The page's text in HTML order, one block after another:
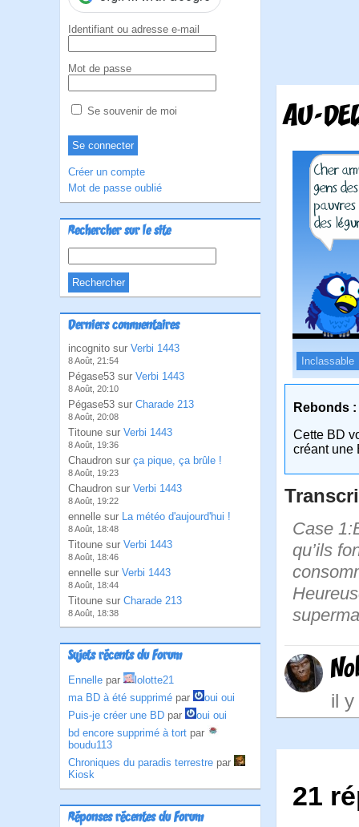
Identifiant ou adresse e-mail
Mot de passe
Se souvenir de moi
Créer un compte
Mot de passe oublié
Rechercher sur le site
Derniers commentaires
incognito sur Verbi 1443
8 Août, 21:54
Pégase53 sur Verbi 1443
8 Août, 20:10
Pégase53 sur Charade 213
8 Août, 20:08
Titoune sur Verbi 1443
8 Août, 19:36
Chaudron sur ça pique, ça brûle !
8 Août, 19:23
Chaudron sur Verbi 1443
8 Août, 19:22
ennelle sur La météo d'aujourd'hui !
8 Août, 18:48
Titoune sur Verbi 1443
8 Août, 18:46
ennelle sur Verbi 1443
8 Août, 18:44
Titoune sur Charade 213
8 Août, 18:38
Sujets récents du Forum
Ennelle par
lolotte21
ma BD à été supprimé par
oui oui
Puis-je créer une BD par
oui oui
bd encore supprimé à tort par
boudu113
Chroniques du paradis terrestre par
Kiosk
Réponses récentes du Forum
AU-
Inclassable
Rebonds :
Cette BD
créant une
Case
qu’ils
il y
21